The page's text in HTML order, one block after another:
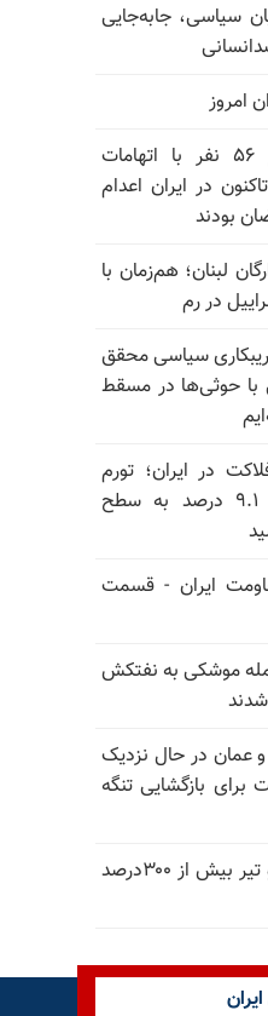
سیاسی، جابه‌جایی
امروز
سازمان ملل: دست‌کم ۵۶ نفر با اتهامات
امنیتی از اسفند ۱۴۰۴ تاکنون در ایران اعدام
لبنان؛ هم‌زمان با
در رم
سیاسی محقق
با حوثی‌ها در مسقط
در ایران؛ تورم
۸۸.۶ درصد و بیکاری ۹.۱ درصد به سطح
ایران - قسمت
موشکی به نفتکش
عمان در حال نزدیک
بازگشایی تنگه
قبض آب و برق خرداد و تیر بیش از ۳۰۰درصد